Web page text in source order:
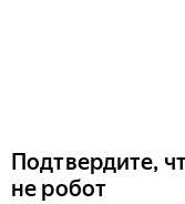
Подтвердите,
не робот